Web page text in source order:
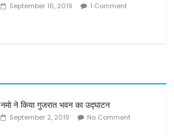
September 16, 2019 1 Comment
नमो ने किया गुजरात भवन का उद्घाटन
September 2, 2019 No Comment